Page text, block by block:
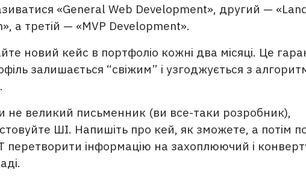
«General Web Development», другий —
а третій — «MVP Development».
новий кейс в портфоліо кожні два місяці. Це
залишається “свіжим” і узгоджується з
не великий письменник (ви все-таки розробник),
ШІ. Напишіть про кей, як зможете, а потім
перетворити інформацію на захоплюючий і